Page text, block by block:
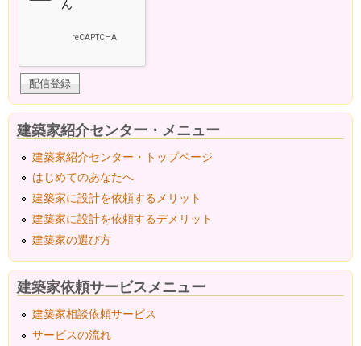
建築家紹介センター・メニュー
建築家紹介センター・トップページ
はじめてのあなたへ
建築家に設計を依頼するメリット
建築家に設計を依頼するデメリット
建築家の選び方
建築家依頼サービスメニュー
建築家相談依頼サービス
サービスの流れ